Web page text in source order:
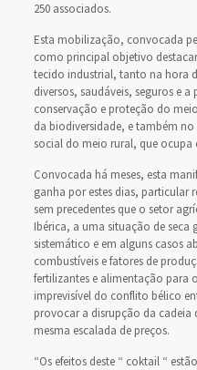
250 associados.
Esta mobilização, convocada
como principal objetivo
tecido industrial, tanto na hora
diversos, saudáveis, seguros e
conservação e proteção do
da biodiversidade, e também
social do meio rural, que ocupa
Convocada há meses, esta
ganha por estes dias,
sem precedentes que o setor
Ibérica, a uma situação de seca
sistemático e em alguns casos
combustíveis e fatores de
fertilizantes e alimentação para
imprevisível do conflito bélico
provocar a disrupção da cadeia
mesma escalada de preços.
“Os efeitos deste “ coktail “